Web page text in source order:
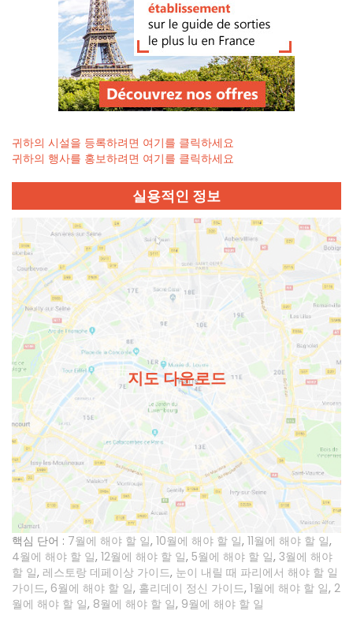
귀하의 시설을 등록하려면 여기를 클릭하세요
귀하의 행사를 홍보하려면 여기를 클릭하세요
실용적인 정보
지도 다운로드
핵심 단어 : 7월에 해야 할 일, 10월에 해야 할 일, 11월에 해야 할 일,
4월에 해야 할 일, 12월에 해야 할 일, 5월에 해야 할 일, 3월에 해야
할 일, 레스토랑 데페이상 가이드, 눈이 내릴 때 파리에서 해야 할 일
가이드, 6월에 해야 할 일, 홀리데이 정신 가이드, 1월에 해야 할 일, 2
월에 해야 할 일, 8월에 해야 할 일, 9월에 해야 할 일